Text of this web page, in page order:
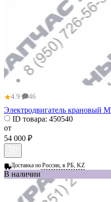
★4.9 46
Электродвигатель крановый
ID товара: 450540
от
54 000 ₽
Доставка поРоссии, в РБ, KZ
В наличии